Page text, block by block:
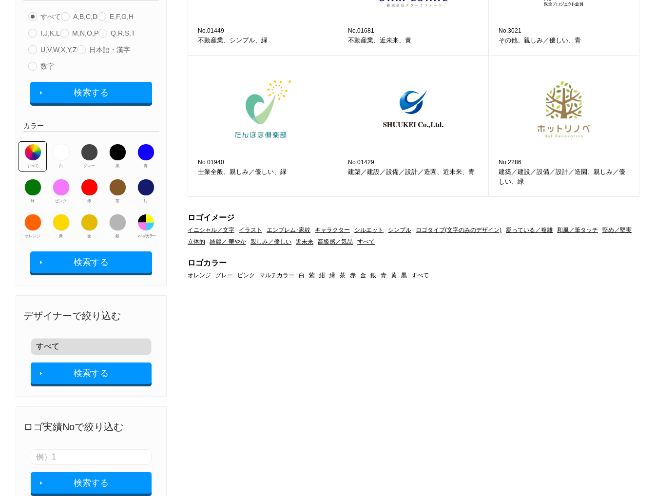
すべて A,B,C,D E,F,G,H
I,J,K,L M,N,O,P Q,R,S,T
U,V,W,X,Y,Z 日本語・漢字
数字
検索する
カラー
すべて 白 グレー 黒 青
緑 ピンク 赤 茶 紺
オレンジ 黃 金 銀 マルチカラー
検索する
デザイナーで絞り込む
検索する
ロゴ実績Noで絞り込む
検索する
No.01449
不動産業、シンプル、緑
No.01681
不動産業、近未来、黄
No.3021
その他、親しみ／優しい、青
No.01940
士業全般、親しみ／優しい、緑
No.01429
建築／建設／設備／設計／造園、近未来、青
No.2286
建築／建設／設備／設計／造園、親しみ／優
しい、緑
ロゴイメージ
イニシャル／文字 イラスト エンブレム･家紋 キャラクター シルエット シンプル ロゴタイプ(文字のみのデザイン) 凝っている／複雑 和風／筆タッチ
堅め／堅実
立体的
綺麗／ 華やか 親しみ／優しい 近未来 高級感／気品 すべて
ロゴカラー
オレンジ グレー ピンク マルチカラー 白 紫 紺 緑 茶 赤 金 銀 青 黄 黒 すべて